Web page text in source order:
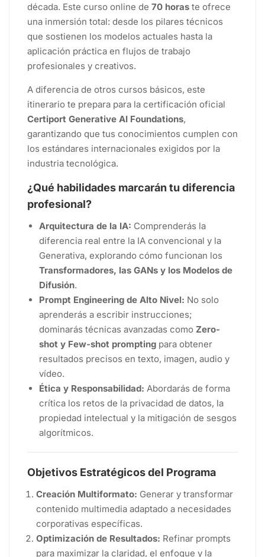
década. Este curso online de 70 horas te ofrece
una inmersión total: desde los pilares técnicos
que sostienen los modelos actuales hasta la
aplicación práctica en flujos de trabajo
profesionales y creativos.
A diferencia de otros cursos básicos, este
itinerario te prepara para la certificación oficial
Certiport Generative AI Foundations,
garantizando que tus conocimientos cumplen con
los estándares internacionales exigidos por la
industria tecnológica.
¿Qué habilidades marcarán tu diferencia
profesional?
Arquitectura de la IA: Comprenderás la
diferencia real entre la IA convencional y la
Generativa, explorando cómo funcionan los
Transformadores, las GANs y los Modelos de
Difusión.
Prompt Engineering de Alto Nivel: No solo
aprenderás a escribir instrucciones;
dominarás técnicas avanzadas como Zero-
shot y Few-shot prompting para obtener
resultados precisos en texto, imagen, audio y
vídeo.
Ética y Responsabilidad: Abordarás de forma
crítica los retos de la privacidad de datos, la
propiedad intelectual y la mitigación de sesgos
algorítmicos.
Objetivos Estratégicos del Programa
Creación Multiformato: Generar y transformar
contenido multimedia adaptado a necesidades
corporativas específicas.
Optimización de Resultados: Refinar prompts
para maximizar la claridad, el enfoque y la